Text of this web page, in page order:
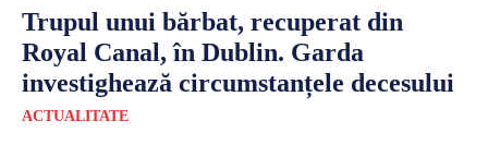
Trupul unui bărbat, recuperat din
Royal Canal, în Dublin. Garda
investighează circumstanțele decesului
ACTUALITATE